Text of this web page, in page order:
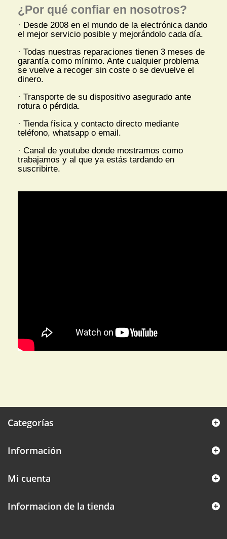
¿Por qué confiar en nosotros?
· Desde 2008 en el mundo de la electrónica dando
el mejor servicio posible y mejorándolo cada día.
· Todas nuestras reparaciones tienen 3 meses de
garantía como mínimo. Ante cualquier problema
se vuelve a recoger sin coste o se devuelve el
dinero.
· Transporte de su dispositivo asegurado ante
rotura o pérdida.
· Tienda física y contacto directo mediante
teléfono, whatsapp o email.
· Canal de youtube donde mostramos como
trabajamos y al que ya estás tardando en
suscribirte.
Categorías
Información
Mi cuenta
Informacion de la tienda